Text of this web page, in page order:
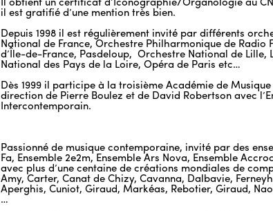
il est gratifié d’une mention très bien.
Depuis 1998 il est régulièrement invité par différents
National de France, Orchestre Philharmonique de Radio
d’Île-de-France, Pasdeloup, Orchestre National de Lille,
National des Pays de la Loire, Opéra de Paris etc…
Dès 1999 il participe à la troisième Académie de Musique
direction de Pierre Boulez et de David Robertson avec
Intercontemporain.
Passionné de musique contemporaine, invité par des
Fa, Ensemble 2e2m, Ensemble Ars Nova, Ensemble
avec plus d’une centaine de créations mondiales de
Amy, Carter, Canat de Chizy, Cavanna, Dalbavie,
Aperghis, Cuniot, Giraud, Markéas, Rebotier, Giraud,
…